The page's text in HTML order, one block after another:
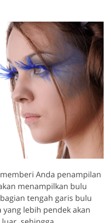
Anda penampilan
menampilkan bulu
tengah garis bulu
lebih pendek akan